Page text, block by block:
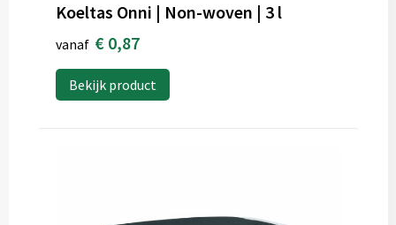
Koeltas Onni | Non-woven | 3 l
vanaf € 0,87
Bekijk product